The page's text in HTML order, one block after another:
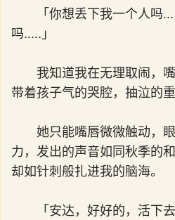
「你想丢下我一个人吗
吗.....」
我知道我在无理取闹，
带着孩子气的哭腔，抽泣的
她只能嘴唇微微触动，
力，发出的声音如同秋季的
却如针刺般扎进我的脑海。
「安达，好好的，活下去